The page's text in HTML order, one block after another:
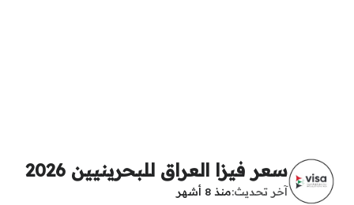
سعر فيزا العراق للبحرينيين 2026
آخر تحديث منذ 8 أشهر